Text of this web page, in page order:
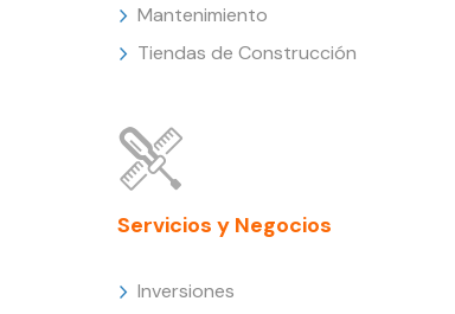
Mantenimiento
Tiendas de Construcción
Servicios y Negocios
Inversiones